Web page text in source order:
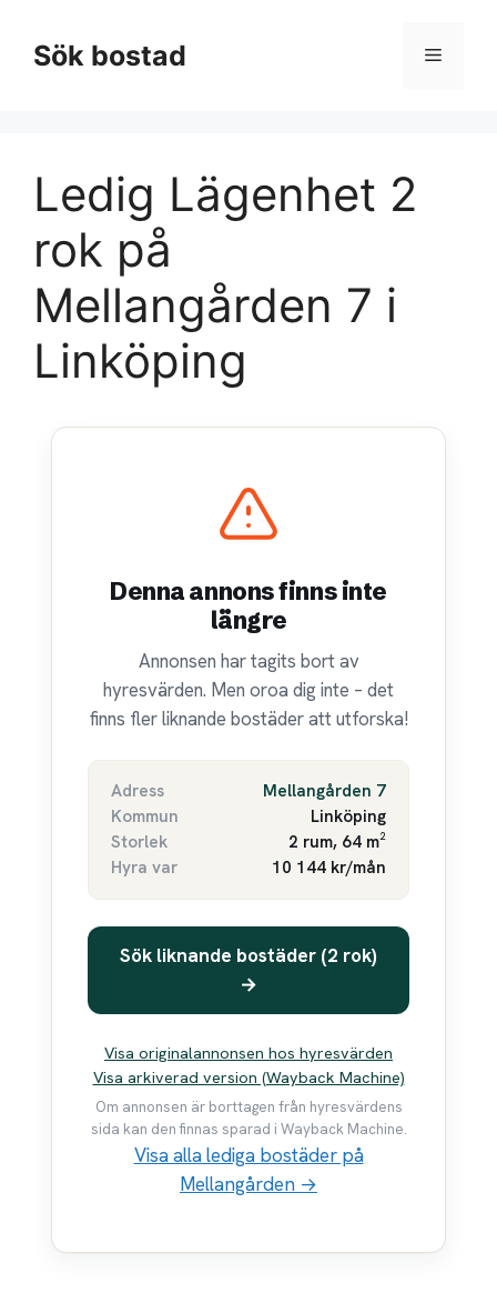
innehållSök bostad Meny
Ledig Lägenhet 2
rok på
Mellangården 7 i
Linköping
Denna annons finns inte
längre
Annonsen har tagits bort av
hyresvärden. Men oroa dig inte – det
finns fler liknande bostäder att utforska!
Adress
Mellangården 7
Kommun
Linköping
Storlek
2 rum, 64 m²
Hyra var
10 144 kr/mån
Sök liknande bostäder (2 rok)
→
Visa originalannonsen hos hyresvärden
Visa arkiverad version (Wayback Machine)
Om annonsen är borttagen från hyresvärdens
sida kan den finnas sparad i Wayback Machine.
Visa alla lediga bostäder på
Mellangården →